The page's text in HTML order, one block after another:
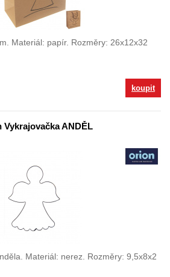
Materiál: papír. Rozměry: 26x12x32
koupit
Vykrajovačka ANDĚL
Materiál: nerez. Rozměry: 9,5x8x2